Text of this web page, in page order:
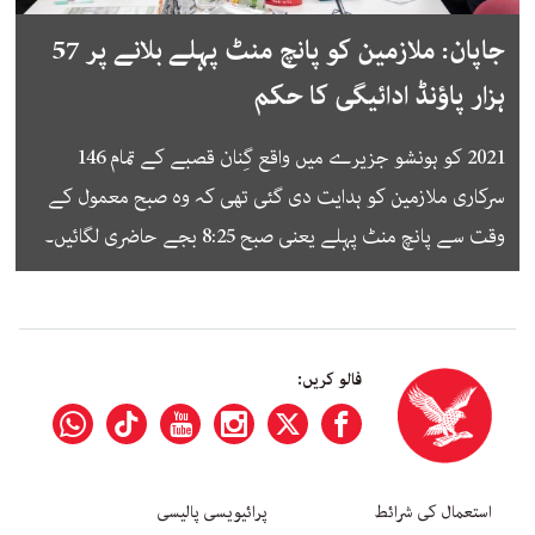
جاپان: ملازمین کو پانچ منٹ پہلے بلانے پر 57
ہزار پاؤنڈ ادائیگی کا حکم
2021 کو ہونشو جزیرے میں واقع گِنان قصبے کے تمام 146
سرکاری ملازمین کو ہدایت دی گئی تھی کہ وہ صبح معمول کے
وقت سے پانچ منٹ پہلے یعنی صبح 8:25 بجے حاضری لگائیں۔
فالو کریں:
استعمال کی شرائط پرائیویسی پالیسی